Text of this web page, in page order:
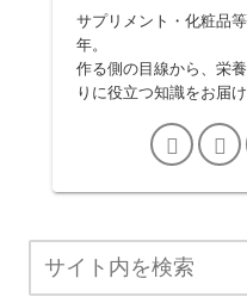
サプリメント・化粧品
年。
作る側の目線から、栄
りに役立つ知識をお届け